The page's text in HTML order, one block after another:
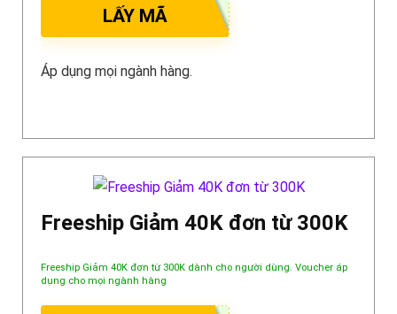
LẤY MÃ
Áp dụng mọi ngành hàng.
Freeship Giảm 40K đơn từ 300K
Freeship Giảm 40K đơn từ 300K dành cho người dùng. Voucher áp
dụng cho mọi ngành hàng